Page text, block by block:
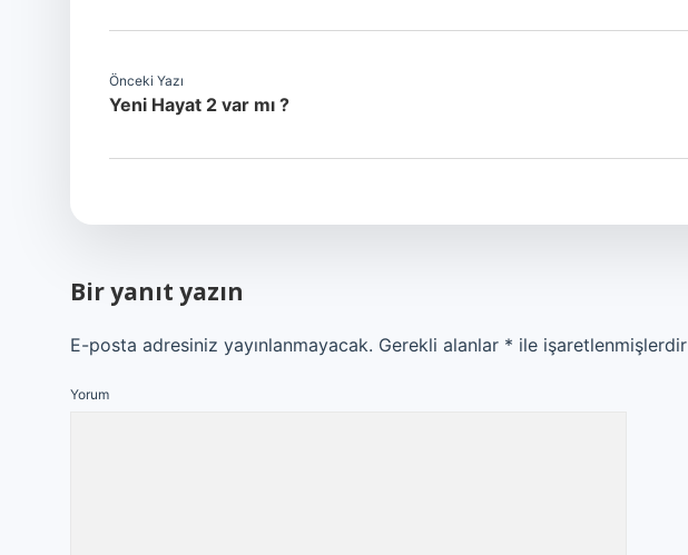
Önceki Yazı
Yeni Hayat 2 var mı ?
Bir yanıt yazın
E-posta adresiniz yayınlanmayacak. Gerekli alanlar * ile işaretlenmişlerdir
Yorum